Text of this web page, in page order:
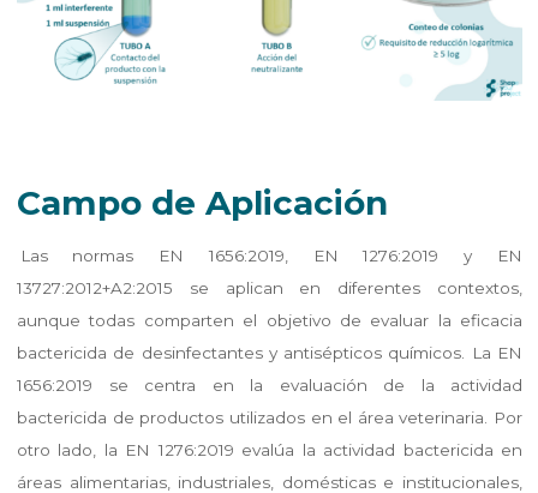
Campo de Aplicación
Las normas EN 1656:2019, EN 1276:2019 y EN
13727:2012+A2:2015 se aplican en diferentes contextos,
aunque todas comparten el objetivo de evaluar la eficacia
bactericida de desinfectantes y antisépticos químicos. La EN
1656:2019 se centra en la evaluación de la actividad
bactericida de productos utilizados en el área veterinaria. Por
otro lado, la EN 1276:2019 evalúa la actividad bactericida en
áreas alimentarias, industriales, domésticas e institucionales,